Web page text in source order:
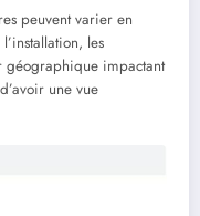
peuvent varier en
les
géographique impactant
une vue